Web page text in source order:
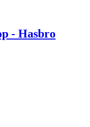
- Hasbro